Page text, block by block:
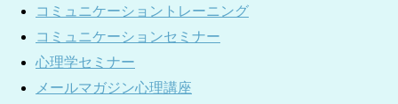
コミュニケーショントレーニング
コミュニケーションセミナー
心理学セミナー
メールマガジン心理講座